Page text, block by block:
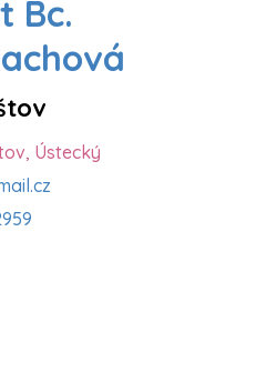
Bc.
Ústecký